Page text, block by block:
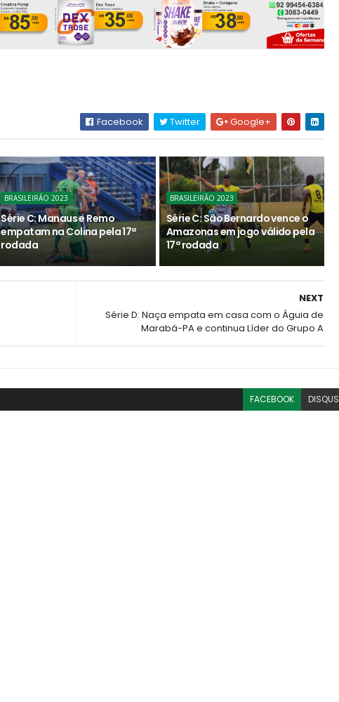
Facebook Twitter Google+
BRASILEIRÃO 2023
Série C: Manaus e Remo
empatam na Colina pela 17ª
rodada
BRASILEIRÃO 2023
Série C: São Bernardo vence o
Amazonas em jogo válido pela
17ª rodada
NEXT
Série D: Naça empata em casa com o Águia de
Marabá-PA e continua Líder do Grupo A
FACEBOOK DISQUS